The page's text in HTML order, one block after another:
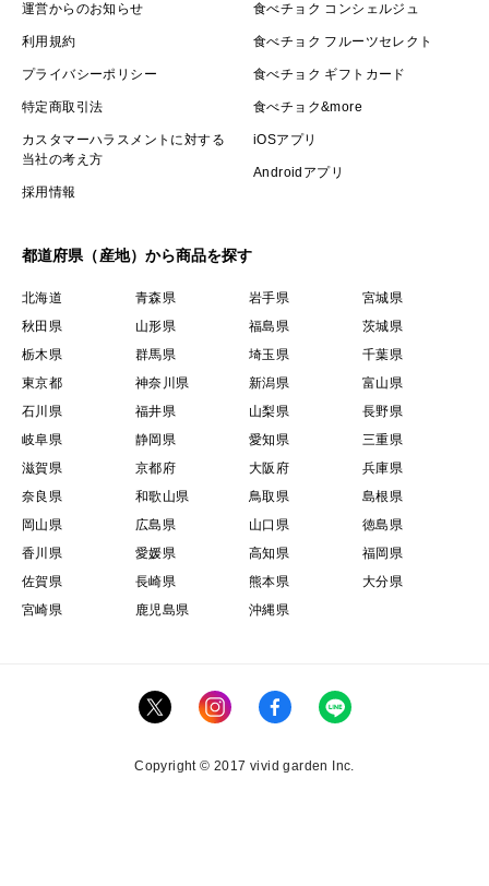
運営からのお知らせ
利用規約
プライバシーポリシー
特定商取引法
カスタマーハラスメントに対する
当社の考え方
採用情報
食べチョク コンシェルジュ
食べチョク フルーツセレクト
食べチョク ギフトカード
食べチョク&more
iOSアプリ
Androidアプリ
都道府県（産地）から商品を探す
北海道 青森県 岩手県
宮城県
秋田県
山形県 福島県
茨城県
栃木県
群馬県 埼玉県
千葉県
東京都
神奈川県 新潟県
富山県
石川県
福井県 山梨県
長野県
岐阜県
静岡県 愛知県
三重県
滋賀県
京都府 大阪府
兵庫県
奈良県
和歌山県 鳥取県
島根県
岡山県
広島県 山口県
徳島県
香川県
愛媛県 高知県
福岡県
佐賀県
長崎県 熊本県
大分県
宮崎県
鹿児島県 沖縄県
Copyright © 2017 vivid garden Inc.